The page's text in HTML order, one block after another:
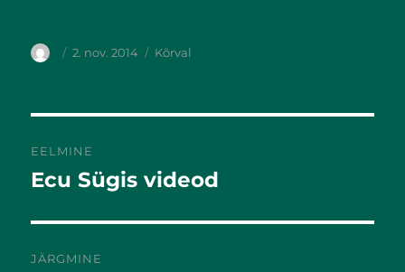
2. nov. 2014 Kõrval
EELMINE
Eelmine
Ecu Sügis videod
JÄRGMINE